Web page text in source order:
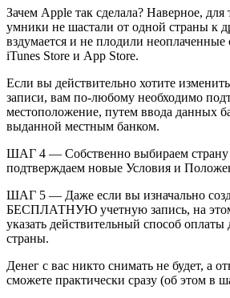
Зачем Apple так сделала? Наверное,
умники не шастали от одной страны к
вздумается и не плодили неоплаченные
iTunes Store и App Store.
Если вы действительно хотите
записи, вам по-любому необходимо
местоположение, путем ввода данных
выданной местным банком.
ШАГ 4 — Собственно выбираем страну
подтверждаем новые Условия и
ШАГ 5 — Даже если вы изначально
БЕСПЛАТНУЮ учетную запись, на
указать действительный способ
страны.
Денег с вас никто снимать не будет, а
сможете практически сразу (об этом в